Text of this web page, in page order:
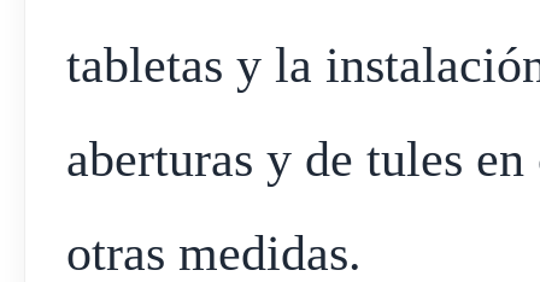
tabletas y la
aberturas y de tules
otras medidas.